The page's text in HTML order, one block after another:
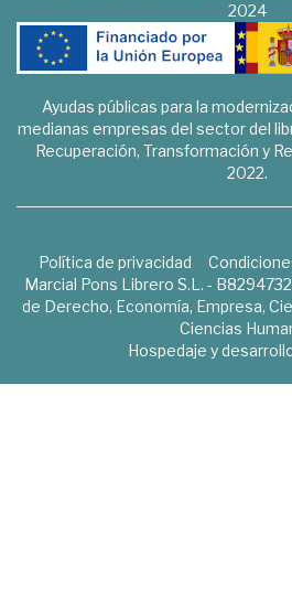
2024
Ayudas públicas para la
medianas empresas del sector del
Recuperación, Transformación y
2022.
Política de privacidad
Marcial Pons Librero S.L. -
de Derecho, Economía, Empresa,
Ciencias
Hospedaje y